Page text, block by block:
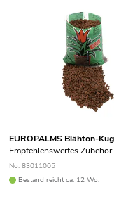
EUROPALMS Blähton-
Empfehlenswertes Zubehör
No. 83011005
Bestand reicht ca. 12 Wo.